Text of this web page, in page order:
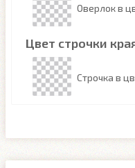
Оверлок в
Цвет строчки
Строчка в